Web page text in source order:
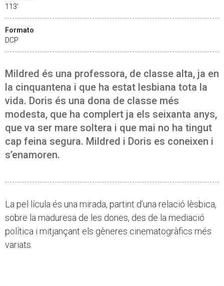
113'
Formato
DCP
Mildred és una professora, de classe alta, ja en
la cinquantena i que ha estat lesbiana tota la
vida. Doris és una dona de classe més
modesta, que ha complert ja els seixanta anys,
que va ser mare soltera i que mai no ha tingut
cap feina segura. Mildred i Doris es coneixen i
s’enamoren.
La pel·lícula és una mirada, partint d’una relació lèsbica,
sobre la maduresa de les dones, des de la mediació
política i mitjançant els gèneres cinematogràfics més
variats.